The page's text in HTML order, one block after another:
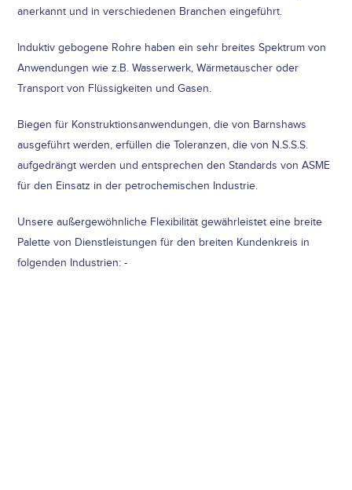
anerkannt und in verschiedenen Branchen eingeführt.
Induktiv gebogene Rohre haben ein sehr breites Spektrum von
Anwendungen wie z.B. Wasserwerk, Wärmetauscher oder
Transport von Flüssigkeiten und Gasen.
Biegen für Konstruktionsanwendungen, die von Barnshaws
ausgeführt werden, erfüllen die Toleranzen, die von N.S.S.S.
aufgedrängt werden und entsprechen den Standards von ASME
für den Einsatz in der petrochemischen Industrie.
Unsere außergewöhnliche Flexibilität gewährleistet eine breite
Palette von Dienstleistungen für den breiten Kundenkreis in
folgenden Industrien: -